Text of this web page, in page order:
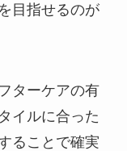
目指せるのが
ターケアの有
イルに合った
ることで確実